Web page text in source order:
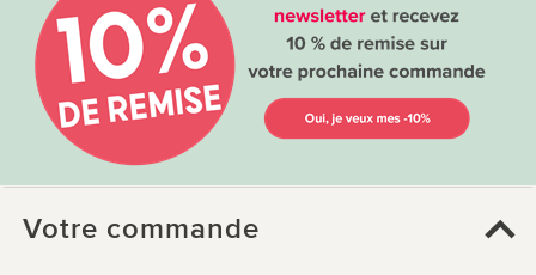
Votre commande